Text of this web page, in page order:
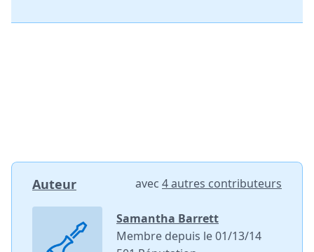
Auteur avec 4 autres contributeurs
Samantha Barrett
Membre depuis le 01/13/14